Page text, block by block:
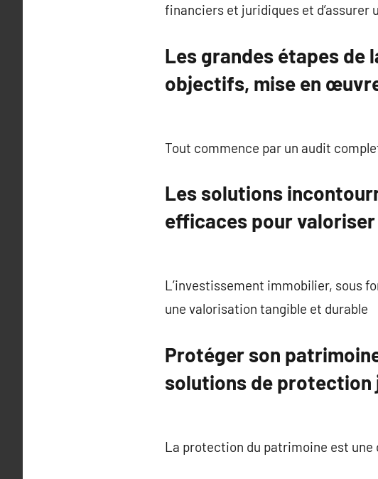
financiers et juridiques et d’assurer
Les grandes étapes de
objectifs, mise en
Tout commence par un audit
Les solutions
efficaces pour
L’investissement immobilier, sous
une valorisation tangible et durable
Protéger son
solutions de
La protection du patrimoine est une